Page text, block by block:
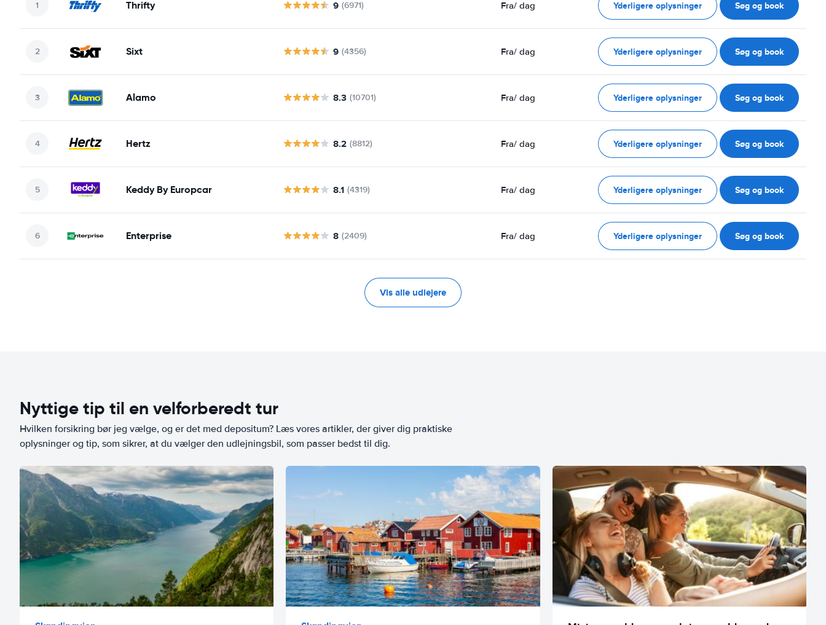
Thrifty 9 (6971) Fra/ dag Yderligere oplysninger Søg og book
Sixt 9 (4356) Fra/ dag Yderligere oplysninger Søg og book
Alamo 8.3 (10701) Fra/ dag Yderligere oplysninger Søg og book
Hertz 8.2 (8812) Fra/ dag Yderligere oplysninger Søg og book
Keddy By Europcar 8.1 (4319) Fra/ dag Yderligere oplysninger Søg og book
Enterprise 8 (2409) Fra/ dag Yderligere oplysninger Søg og book
Vis alle udlejere
Nyttige tip til en velforberedt tur
Hvilken forsikring bør jeg vælge, og er det med depositum? Læs vores artikler, der giver dig praktiske
oplysninger og tip, som sikrer, at du vælger den udlejningsbil, som passer bedst til dig.